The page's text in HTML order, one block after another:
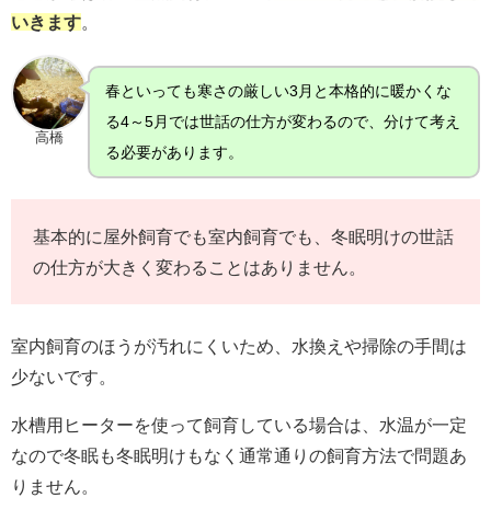
いきます
高橋
春といっても寒さの厳しい3月と本格的に暖かくな
る4～5月では世話の仕方が変わるので、分けて考え
る必要があります。
基本的に屋外飼育でも室内飼育でも、冬眠明けの世話
の仕方が大きく変わることはありません。
室内飼育のほうが汚れにくいため、水換えや掃除の手間は
少ないです。
水槽用ヒーターを使って飼育している場合は、水温が一定
なので冬眠も冬眠明けもなく通常通りの飼育方法で問題あ
りません。